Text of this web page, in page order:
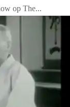
op The...